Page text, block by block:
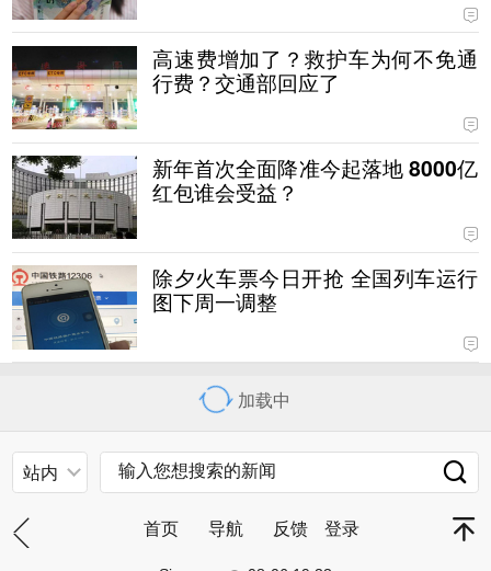
高速费增加了？救护车为何不免通
行费？交通部回应了
新年首次全面降准今起落地 8000亿
红包谁会受益？
除夕火车票今日开抢 全国列车运行
图下周一调整
加载中
站内
首页 导航 反馈 登录